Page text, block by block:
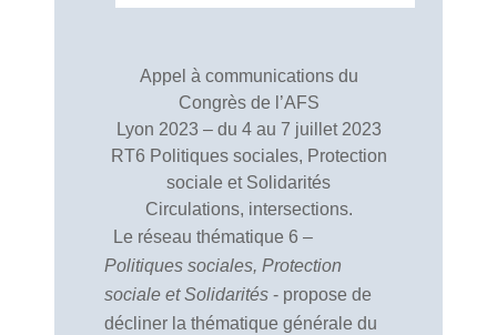
Appel à communications du
Congrès de l’AFS
Lyon 2023 – du 4 au 7 juillet 2023
RT6 Politiques sociales, Protection
sociale et Solidarités
Circulations, intersections.
Le réseau thématique 6 –
Politiques sociales, Protection
sociale et Solidarités - propose de
décliner la thématique générale du